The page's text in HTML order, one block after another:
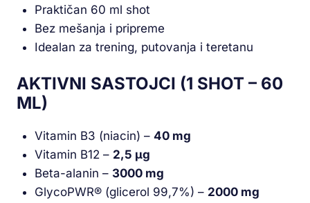
Praktičan 60 ml shot
Bez mešanja i pripreme
Idealan za trening, putovanja i teretanu
AKTIVNI SASTOJCI (1 SHOT – 60
ML)
Vitamin B3 (niacin) – 40 mg
Vitamin B12 – 2,5 μg
Beta-alanin – 3000 mg
GlycoPWR® (glicerol 99,7%) – 2000 mg